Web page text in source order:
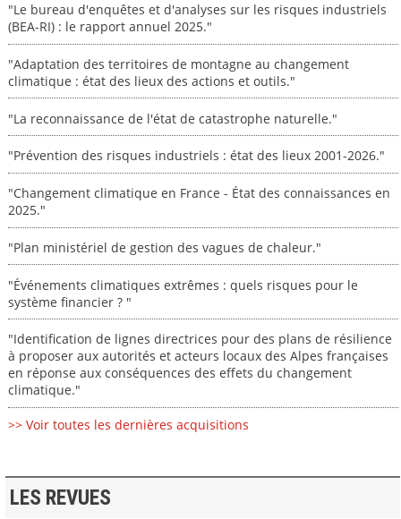
"Le bureau d'enquêtes et d'analyses sur les risques industriels
(BEA-RI) : le rapport annuel 2025."
"Adaptation des territoires de montagne au changement
climatique : état des lieux des actions et outils."
"La reconnaissance de l'état de catastrophe naturelle."
"Prévention des risques industriels : état des lieux 2001-2026."
"Changement climatique en France - État des connaissances en
2025."
"Plan ministériel de gestion des vagues de chaleur."
"Événements climatiques extrêmes : quels risques pour le
système financier ? "
"Identification de lignes directrices pour des plans de résilience
à proposer aux autorités et acteurs locaux des Alpes françaises
en réponse aux conséquences des effets du changement
climatique."
>> Voir toutes les dernières acquisitions
LES REVUES